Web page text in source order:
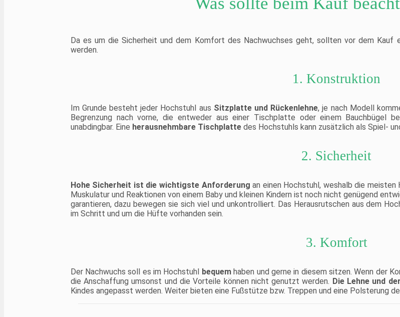
Da es um die Sicherheit und dem Komfort des Nachwuchses geht, sollten vor dem Kauf
werden.
1. Konstruktion
Im Grunde besteht jeder Hochstuhl aus Sitzplatte und Rückenlehne, je nach Modell
Begrenzung nach vorne, die entweder aus einer Tischplatte oder einem Bauchbügel
unabdingbar. Eine herausnehmbare Tischplattedes Hochstuhls kann zusätzlich als Spiel-
2. Sicherheit
Hohe Sicherheit ist die wichtigste Anforderung an einen Hochstuhl, weshalb die
Muskulatur und Reaktionen von einem Baby und kleinen Kindern ist noch nicht genügend
garantieren, dazu bewegen sie sich viel und unkontrolliert. Das Herausrutschen aus dem
im Schritt und um die Hüfte vorhanden sein.
3. Komfort
Der Nachwuchs soll es im Hochstuhl bequemhaben und gerne in diesem sitzen. Wenn der
die Anschaffung umsonst und die Vorteile können nicht genutzt werden. Die Lehne und
Kindes angepasst werden. Weiter bieten eine Fußstütze bzw. Treppen und eine Polsterung